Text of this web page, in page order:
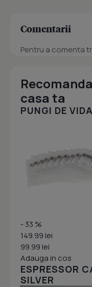
Comentarii
Pentru a comenta
casa ta
PUNGI DE
- 33 %
149.99 lei
99.99 lei
Adauga in cos
ESPRESSOR
SILVER